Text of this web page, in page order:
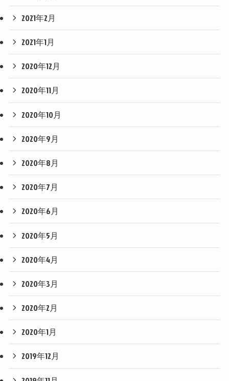
2021年2月
2021年1月
2020年12月
2020年11月
2020年10月
2020年9月
2020年8月
2020年7月
2020年6月
2020年5月
2020年4月
2020年3月
2020年2月
2020年1月
2019年12月